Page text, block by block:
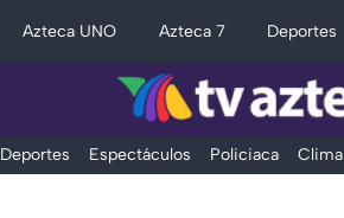
Azteca UNO Azteca 7 Deportes
Deportes Espectáculos Policiaca Clima